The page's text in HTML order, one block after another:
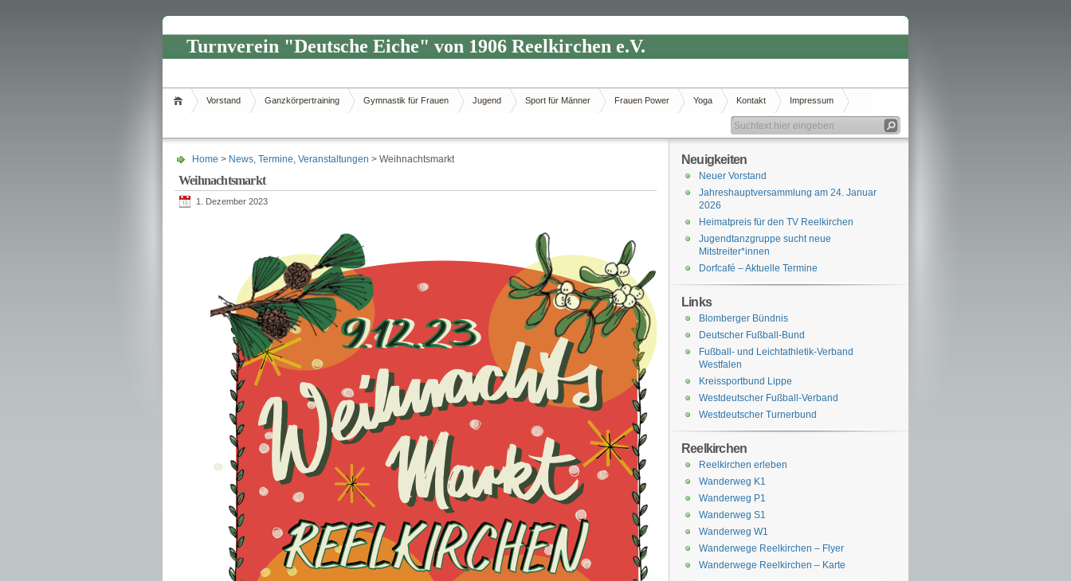
Turnverein "Deutsche Eiche" von 1906 Reelkirchen e.V.
Vorstand Ganzkörpertraining Gymnastik für Frauen Jugend Sport für Männer Frauen Power Yoga Kontakt Impressum
Home > News, Termine, Veranstaltungen > Weihnachtsmarkt
Weihnachtsmarkt
1. Dezember 2023
Neuigkeiten
Neuer Vorstand
Jahreshauptversammlung am 24. Januar
2026
Heimatpreis für den TV Reelkirchen
Jugendtanzgruppe sucht neue
Mitstreiter*innen
Dorfcafé – Aktuelle Termine
Links
Blomberger Bündnis
Deutscher Fußball-Bund
Fußball- und Leichtathletik-Verband
Westfalen
Kreissportbund Lippe
Westdeutscher Fußball-Verband
Westdeutscher Turnerbund
Reelkirchen
Reelkirchen erleben
Wanderweg K1
Wanderweg P1
Wanderweg S1
Wanderweg W1
Wanderwege Reelkirchen – Flyer
Wanderwege Reelkirchen – Karte